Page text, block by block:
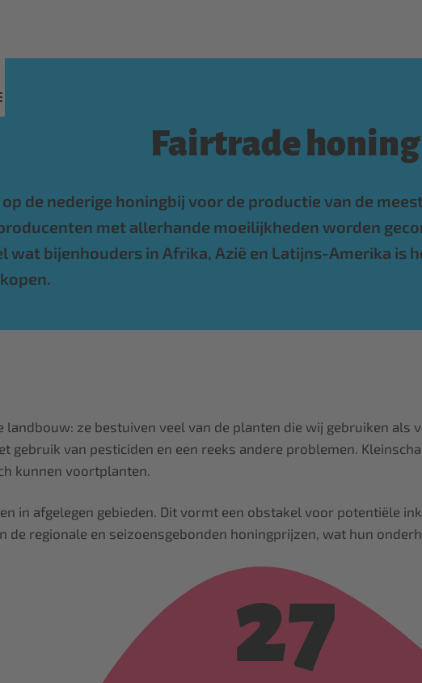
Fairtrade honing
de nederige honingbij voor de productie van de
met allerhande moeilijkheden worden
wat bijenhouders in Afrika, Azië en Latijns-Amerika is
landbouw: ze bestuiven veel van de planten die wij gebruiken
van pesticiden en een reeks andere problemen.
kunnen voortplanten.
in afgelegen gebieden. Dit vormt een obstakel voor potentiële
de regionale en seizoensgebonden honingprijzen, wat hun
27